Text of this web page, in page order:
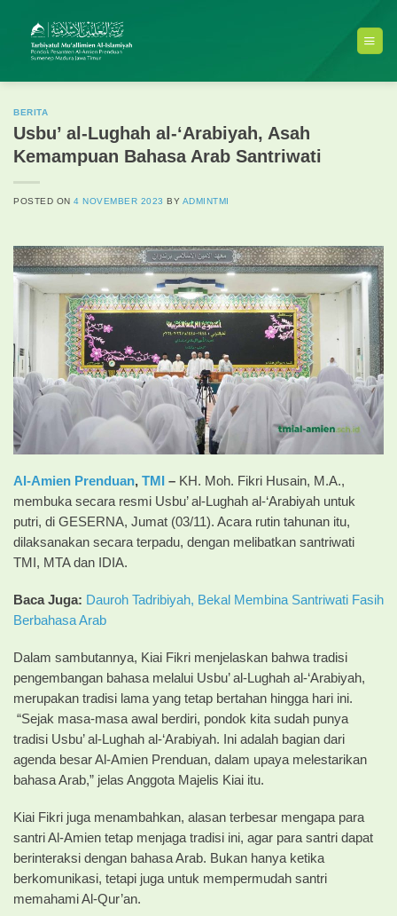
content
BERITA
Usbu’ al-Lughah al-‘Arabiyah, Asah
Kemampuan Bahasa Arab Santriwati
POSTED ON4 NOVEMBER 2023 BY ADMINTMI
Al-Amien Prenduan, TMI – KH. Moh. Fikri Husain, M.A.,
membuka secara resmi Usbu’ al-Lughah al-‘Arabiyah untuk
putri, di GESERNA, Jumat (03/11). Acara rutin tahunan itu,
dilaksanakan secara terpadu, dengan melibatkan santriwati
TMI, MTA dan IDIA.
Baca Juga: Dauroh Tadribiyah, Bekal Membina Santriwati Fasih
Berbahasa Arab
Dalam sambutannya, Kiai Fikri menjelaskan bahwa tradisi
pengembangan bahasa melalui Usbu’ al-Lughah al-‘Arabiyah,
merupakan tradisi lama yang tetap bertahan hingga hari ini.
“Sejak masa-masa awal berdiri, pondok kita sudah punya
tradisi Usbu’ al-Lughah al-‘Arabiyah. Ini adalah bagian dari
agenda besar Al-Amien Prenduan, dalam upaya melestarikan
bahasa Arab,” jelas Anggota Majelis Kiai itu.
Kiai Fikri juga menambahkan, alasan terbesar mengapa para
santri Al-Amien tetap menjaga tradisi ini, agar para santri dapat
berinteraksi dengan bahasa Arab. Bukan hanya ketika
berkomunikasi, tetapi juga untuk mempermudah santri
memahami Al-Qur’an.